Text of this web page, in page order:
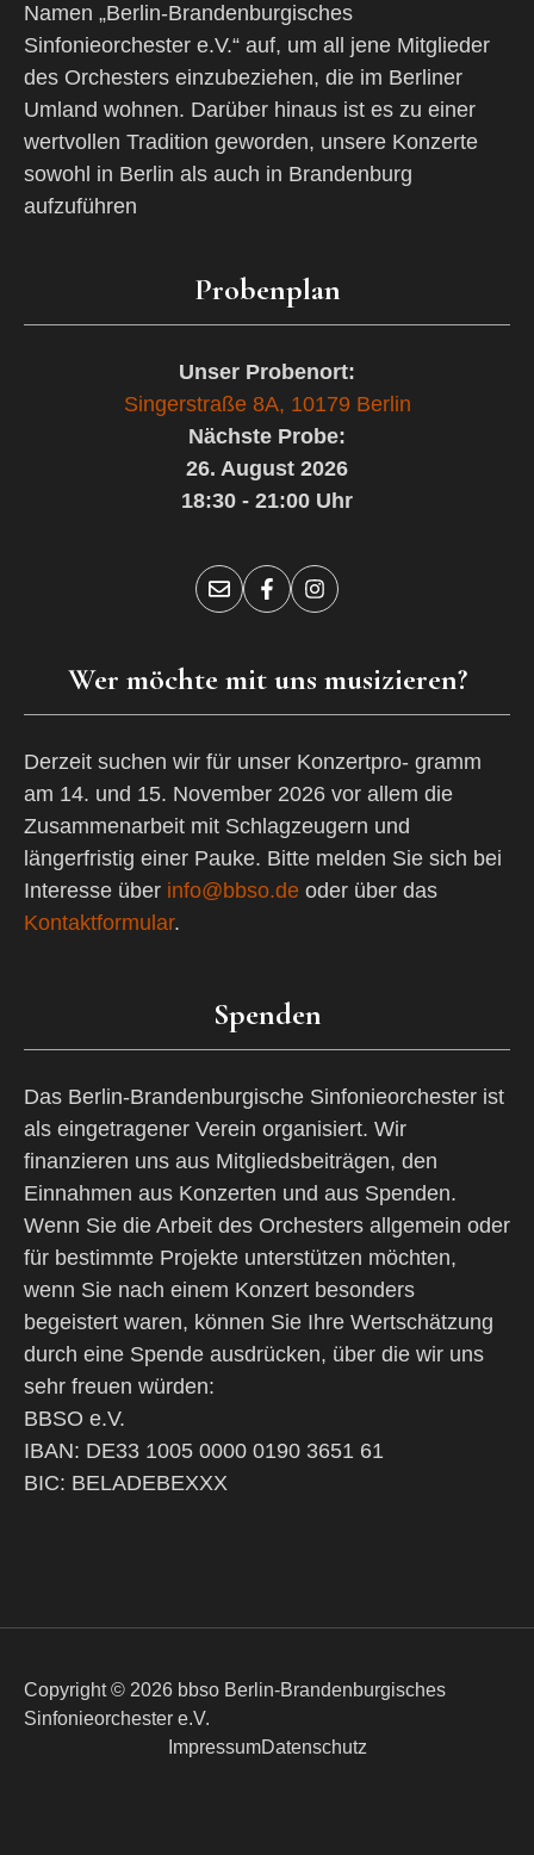
Namen „Berlin-Brandenburgisches
Sinfonieorchester e.V.“ auf, um all jene Mitglieder
des Orchesters einzubeziehen, die im Berliner
Umland wohnen. Darüber hinaus ist es zu einer
wertvollen Tradition geworden, unsere Konzerte
sowohl in Berlin als auch in Brandenburg
aufzuführen
Probenplan
Unser Probenort:
Singerstraße 8A, 10179 Berlin
Nächste Probe:
26. August 2026
18:30 - 21:00 Uhr
Wer möchte mit uns musizieren?
Derzeit suchen wir für unser Konzertpro- gramm
am 14. und 15. November 2026 vor allem die
Zusammenarbeit mit Schlagzeugern und
längerfristig einer Pauke. Bitte melden Sie sich bei
Interesse über info@bbso.de oder über das
Kontaktformular.
Spenden
Das Berlin-Brandenburgische Sinfonieorchester ist
als eingetragener Verein organisiert. Wir
finanzieren uns aus Mitgliedsbeiträgen, den
Einnahmen aus Konzerten und aus Spenden.
Wenn Sie die Arbeit des Orchesters allgemein oder
für bestimmte Projekte unterstützen möchten,
wenn Sie nach einem Konzert besonders
begeistert waren, können Sie Ihre Wertschätzung
durch eine Spende ausdrücken, über die wir uns
sehr freuen würden:
BBSO e.V.
IBAN: DE33 1005 0000 0190 3651 61
BIC: BELADEBEXXX
Copyright © 2026 bbso Berlin-Brandenburgisches
Sinfonieorchester e.V.
ImpressumDatenschutz